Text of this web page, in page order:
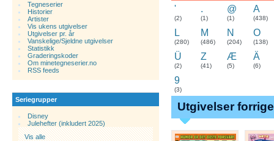
Tegneserier
Historier.
Artister
Vis ukens utgivelser
Utgivelser pr. år
Vanskelige/Sjeldne utgivelser
Statistikk
Graderingskoder
Om minetegneserier.no
RSS feeds
Seriegrupper
Disney
Julehefter (inkludert 2025)
Vis alle
'
(2)
.
(1)
@
(1)
A
(438)
L
(280)
M
(486)
N
(204)
O
(138)
Ü
(2)
Z
(41)
Æ
(5)
Ä
(6)
9
(3)
Utgivelser